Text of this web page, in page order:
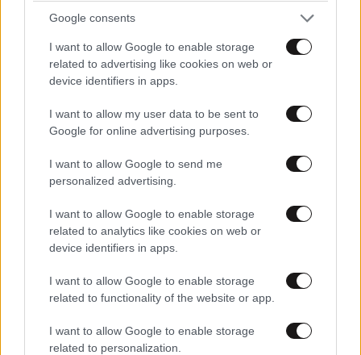
Google consents
I want to allow Google to enable storage
related to advertising like cookies on web or
device identifiers in apps.
I want to allow my user data to be sent to
Google for online advertising purposes.
I want to allow Google to send me
personalized advertising.
I want to allow Google to enable storage
related to analytics like cookies on web or
device identifiers in apps.
I want to allow Google to enable storage
related to functionality of the website or app.
I want to allow Google to enable storage
related to personalization.
Ακολουθήστε τοNEWSBEASTστοGoogle News
και μάθετε πρώτοι όλες τις ειδήσεις